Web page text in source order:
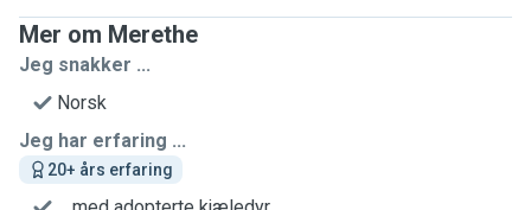
Mer om Merethe
Jeg snakker ...
Norsk
Jeg har erfaring ...
20+ års erfaring